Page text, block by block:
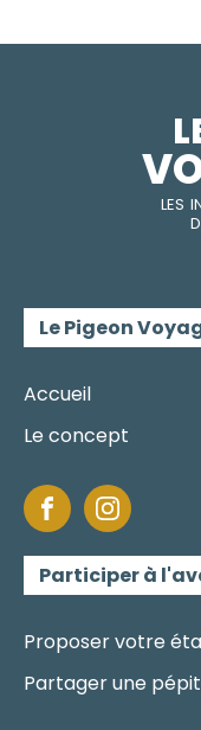
LES
Le Pigeon
Accueil
Le concept
Participer à
Proposer votre
Partager une